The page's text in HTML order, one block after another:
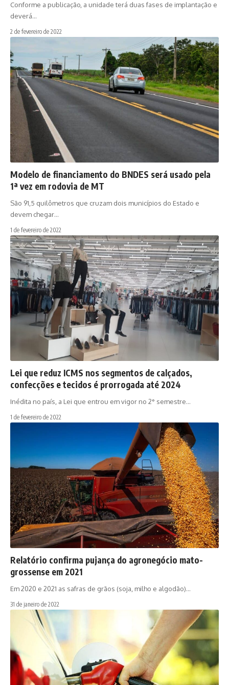
Conforme a publicação, a unidade terá duas fases de implantação e
deverá…
2 de fevereiro de 2022
Modelo de financiamento do BNDES será usado pela
1ª vez em rodovia de MT
São 91,5 quilômetros que cruzam dois municípios do Estado e
devem chegar…
1 de fevereiro de 2022
Lei que reduz ICMS nos segmentos de calçados,
confecções e tecidos é prorrogada até 2024
Inédita no país, a Lei que entrou em vigor no 2° semestre…
1 de fevereiro de 2022
Relatório confirma pujança do agronegócio mato-
grossense em 2021
Em 2020 e 2021 as safras de grãos (soja, milho e algodão)…
31 de janeiro de 2022